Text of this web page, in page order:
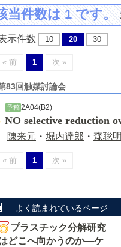
当件数は 1 です。
示件数 10 20 30
« 前 1 次 »
83回触媒討論会
予稿 2A04(B2)
NO selective reduction
陳来元 ・ 堀内達郎 ・ 森聡明
« 前 1 次 »
よく読まれているページ
プラスチック分解研究
どこへ向かうのか―ケ